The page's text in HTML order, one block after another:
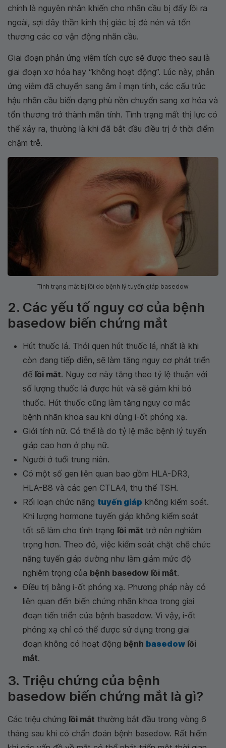
chính là nguyên nhân khiến cho nhãn cầu bị đẩy lồi ra
ngoài, sợi dây thần kinh thị giác bị đè nén và tổn
thương các cơ vận động nhãn cầu.
Giai đoạn phản ứng viêm tích cực sẽ được theo sau là
giai đoạn xơ hóa hay “không hoạt động”. Lúc này, phản
ứng viêm đã chuyển sang âm ỉ mạn tính, các cấu trúc
hậu nhãn cầu biến dạng phù nền chuyển sang xơ hóa và
tổn thương trở thành mãn tính. Tình trạng mất thị lực có
thể xảy ra, thường là khi đã bắt đầu điều trị ở thời điểm
chậm trễ.
Tình trạng mắt bị lồi do bệnh lý tuyến giáp basedow
2. Các yếu tố nguy cơ của bệnh
basedow biến chứng mắt
Hút thuốc lá. Thói quen hút thuốc lá, nhất là khi
còn đang tiếp diễn, sẽ làm tăng nguy cơ phát triển
đế lồi mắt. Nguy cơ này tăng theo tỷ lệ thuận với
số lượng thuốc lá được hút và sẽ giảm khi bỏ
thuốc. Hút thuốc cũng làm tăng nguy cơ mắc
bệnh nhãn khoa sau khi dùng i-ốt phóng xạ.
Giới tính nữ. Có thể là do tỷ lệ mắc bệnh lý tuyến
giáp cao hơn ở phụ nữ.
Người ở tuổi trung niên.
Có một số gen liên quan bao gồm HLA-DR3,
HLA-B8 và các gen CTLA4, thụ thể TSH.
Rối loạn chức năng tuyến giáp không kiểm soát.
Khi lượng hormone tuyến giáp không kiểm soát
tốt sẽ làm cho tình trạng lồi mắt trở nên nghiêm
trọng hơn. Theo đó, việc kiểm soát chặt chẽ chức
năng tuyến giáp dường như làm giảm mức độ
nghiêm trọng của bệnh basedow lồi mắt.
Điều trị bằng i-ốt phóng xạ. Phương pháp này có
liên quan đến biến chứng nhãn khoa trong giai
đoạn tiến triển của bệnh basedow. Vì vậy, i-ốt
phóng xạ chỉ có thể được sử dụng trong giai
đoạn không có hoạt động bệnh basedow lồi
mắt.
3. Triệu chứng của bệnh
basedow biến chứng mắt là gì?
Các triệu chứng lồi mắt thường bắt đầu trong vòng 6
tháng sau khi có chẩn đoán bệnh basedow. Rất hiếm